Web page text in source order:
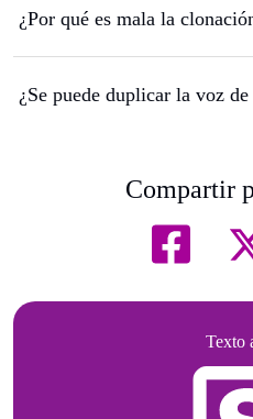
¿Por qué es mala la
¿Se puede duplicar la voz
Compartir
Texto